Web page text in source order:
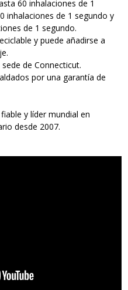
60 inhalaciones de 1
inhalaciones de 1 segundo y
de 1 segundo.
y puede añadirse a
de Connecticut.
por una garantía de
y líder mundial en
desde 2007.